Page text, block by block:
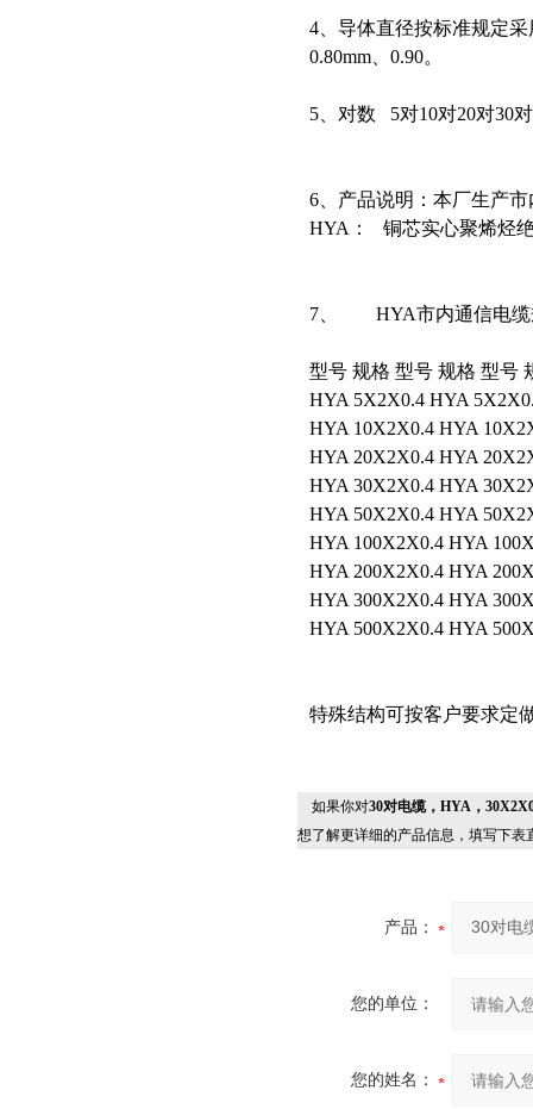
4、导体直径按标准规定采
0.80mm、0.90。
5、对数 5对10对20对30
6、产品说明：本厂生产
HYA：
铜芯实心聚烯烃
7、 HYA市内通信电
型号 规格 型号 规格 型号
HYA 5X2X0.4 HYA
HYA 10X2X0.4 HYA
HYA 20X2X0.4 HYA
HYA 30X2X0.4 HYA
HYA 50X2X0.4 HYA
HYA 100X2X0.4 HYA
HYA 200X2X0.4 HYA
HYA 300X2X0.4 HYA
HYA 500X2X0.4 HYA
特殊结构可按客户要求定
如果你对30对电缆，HYA，
想了解更详细的产品信息，填写下表
产品：
您的单位：
您的姓名：